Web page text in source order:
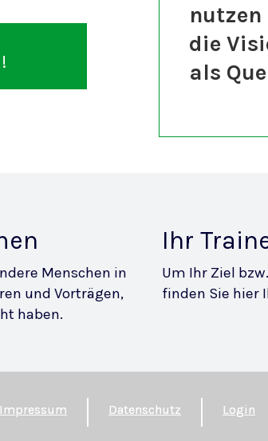
nutzen
die
als
Menschen in
und Vorträgen,
haben.
Ihr
Um Ihr Ziel
finden Sie hier
Impressum Datenschutz Login